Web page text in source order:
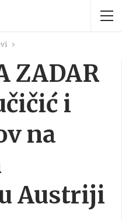
ZADAR
i
na
Austriji